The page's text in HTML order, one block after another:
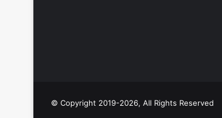
© Copyright 2019-2026, All Rights Reserved